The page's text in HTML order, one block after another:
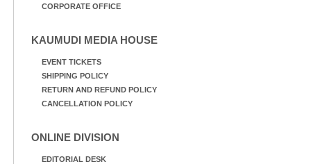
CORPORATE OFFICE
KAUMUDI MEDIA HOUSE
EVENT TICKETS
SHIPPING POLICY
RETURN AND REFUND POLICY
CANCELLATION POLICY
ONLINE DIVISION
EDITORIAL DESK